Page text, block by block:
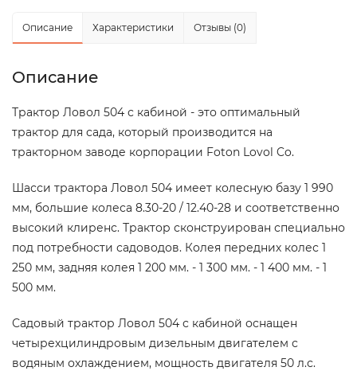
Описание Характеристики Отзывы (0)
Описание
Трактор Ловол 504 с кабиной - это оптимальный
трактор для сада, который производится на
тракторном заводе корпорации Foton Lovol Co.
Шасси трактора Ловол 504 имеет колесную базу 1 990
мм, большие колеса 8.30-20 / 12.40-28 и соответственно
высокий клиренс. Трактор сконструирован специально
под потребности садоводов. Колея передних колес 1
250 мм, задняя колея 1 200 мм. - 1 300 мм. - 1 400 мм. - 1
500 мм.
Садовый трактор Ловол 504 с кабиной оснащен
четырехцилиндровым дизельным двигателем с
водяным охлаждением, мощность двигателя 50 л.с.